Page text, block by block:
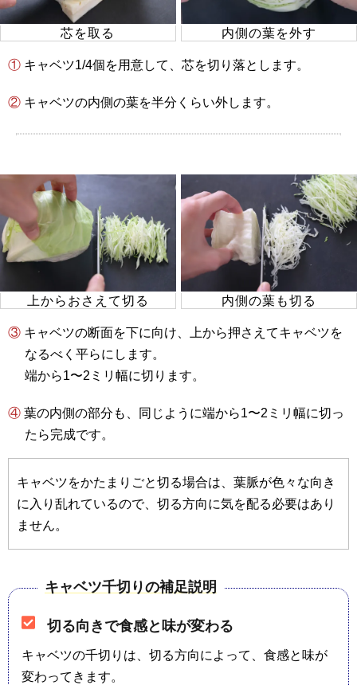
芯を取る 内側の葉を外す
① キャベツ1/4個を用意して、芯を切り落とします。
② キャベツの内側の葉を半分くらい外します。
上からおさえて切る 内側の葉も切る
③ キャベツの断面を下に向け、上から押さえてキャベツを
なるべく平らにします。
端から1〜2ミリ幅に切ります。
④ 葉の内側の部分も、同じように端から1〜2ミリ幅に切っ
たら完成です。
キャベツをかたまりごと切る場合は、葉脈が色々な向き
に入り乱れているので、切る方向に気を配る必要はあり
ません。
キャベツ千切りの補足説明
切る向きで食感と味が変わる
キャベツの千切りは、切る方向によって、食感と味が
変わってきます。